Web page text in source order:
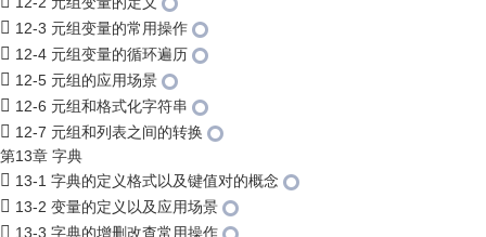
12-3 元组变量的常用操作
12-4 元组变量的循环遍历
12-5 元组的应用场景
12-6 元组和格式化字符串
12-7 元组和列表之间的转换
第13章 字典
13-1 字典的定义格式以及键值对的概念
13-2 变量的定义以及应用场景
13-3 字典的增删改查常用操作